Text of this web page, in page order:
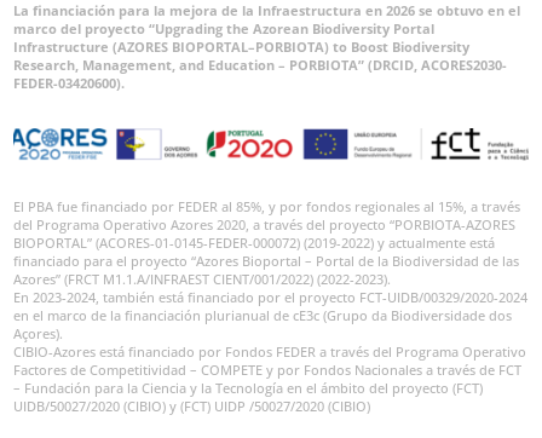
La financiación para la mejora de la Infraestructura en 2026 se obtuvo en el
marco del proyecto “Upgrading the Azorean Biodiversity Portal
Infrastructure (AZORES BIOPORTAL–PORBIOTA) to Boost Biodiversity
Research, Management, and Education – PORBIOTA” (DRCID, ACORES2030-
FEDER-03420600).
El PBA fue financiado por FEDER al 85%, y por fondos regionales al 15%, a través
del Programa Operativo Azores 2020, a través del proyecto “PORBIOTA-AZORES
BIOPORTAL” (ACORES-01-0145-FEDER-000072) (2019-2022) y actualmente está
financiado para el proyecto “Azores Bioportal – Portal de la Biodiversidad de las
Azores” (FRCT M1.1.A/INFRAEST CIENT/001/2022) (2022-2023).
En 2023-2024, también está financiado por el proyecto FCT-UIDB/00329/2020-2024
en el marco de la financiación plurianual de cE3c (Grupo da Biodiversidade dos
Açores).
CIBIO-Azores está financiado por Fondos FEDER a través del Programa Operativo
Factores de Competitividad – COMPETE y por Fondos Nacionales a través de FCT
– Fundación para la Ciencia y la Tecnología en el ámbito del proyecto (FCT)
UIDB/50027/2020 (CIBIO) y (FCT) UIDP /50027/2020 (CIBIO)